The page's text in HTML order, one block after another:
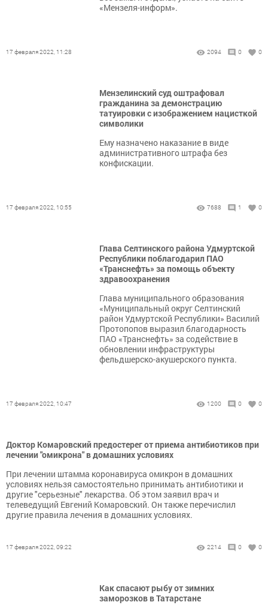
«Мензеля-информ».
17 февраля 2022, 11:28 2094 0 0
Мензелинский суд оштрафовал
гражданина за демонстрацию
татуировки с изображением нацисткой
символики
Ему назначено наказание в виде
административного штрафа без
конфискации.
17 февраля 2022, 10:55 7688 1 0
Глава Селтинского района Удмуртской
Республики поблагодарил ПАО
«Транснефть» за помощь объекту
здравоохранения
Глава муниципального образования
«Муниципальный округ Селтинский
район Удмуртской Республики» Василий
Протопопов выразил благодарность
ПАО «Транснефть» за содействие в
обновлении инфраструктуры
фельдшерско-акушерского пункта.
17 февраля 2022, 10:47 1200 0 0
Доктор Комаровский предостерег от приема антибиотиков при
лечении "омикрона" в домашних условиях
При лечении штамма коронавируса омикрон в домашних
условиях нельзя самостоятельно принимать антибиотики и
другие "серьезные" лекарства. Об этом заявил врач и
телеведущий Евгений Комаровский. Он также перечислил
другие правила лечения в домашних условиях.
17 февраля 2022, 09:22 2214 0 0
Как спасают рыбу от зимних
заморозков в Татарстане